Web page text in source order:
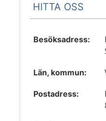
HITTA OSS
Besöksadress:
Län, kommun:
Postadress: